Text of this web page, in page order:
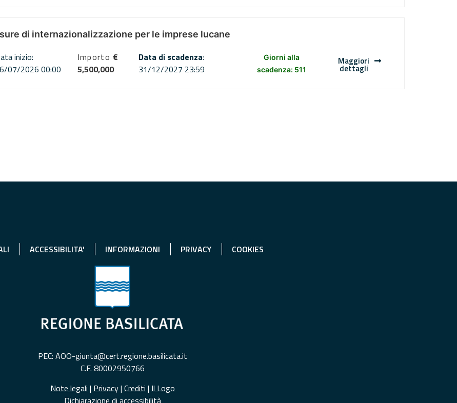
di internazionalizzazione per le imprese lucane
inizio:
07/2026 00:00
Importo €
5,500,000
Data di scadenza:
31/12/2027 23:59
Giorni alla
scadenza: 511
Maggiori
dettagli
ACCESSIBILITA' INFORMAZIONI PRIVACY COOKIES
PEC: AOO-giunta@cert.regione.basilicata.it
C.F. 80002950766
Note legali | Privacy| Crediti | Il Logo
Dichiarazione di accessibilità